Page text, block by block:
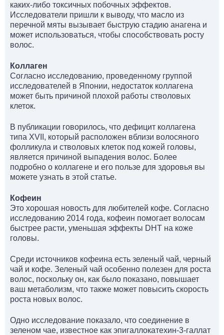
каких-либо токсичных побочных эффектов.
Исследователи пришли к выводу, что масло из
перечной мяты вызывает быструю стадию анагена и
может использоваться, чтобы способствовать росту
волос.
Коллаген
Согласно исследованию, проведенному группой
исследователей в Японии, недостаток коллагена
может быть причиной плохой работы стволовых
клеток.
В публикации говорилось, что дефицит коллагена
типа XVII, который расположен вблизи волосяного
фолликула и стволовых клеток под кожей головы,
является причиной выпадения волос. Более
подробно о коллагене и его пользе для здоровья вы
можете узнать в этой статье.
Кофеин
Это хорошая новость для любителей кофе. Согласно
исследованию 2014 года, кофеин помогает волосам
быстрее расти, уменьшая эффекты DHT на коже
головы.
Среди источников кофеина есть зеленый чай, черный
чай и кофе. Зеленый чай особенно полезен для роста
волос, поскольку он, как было показано, повышает
ваш метаболизм, что также может повысить скорость
роста новых волос.
Одно исследование показало, что соединение в
зеленом чае, известное как эпигаллокатехин-3-галлат